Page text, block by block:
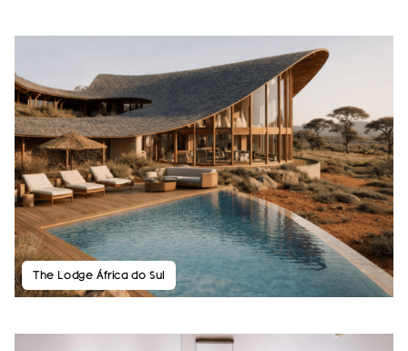
The Lodge África do Sul